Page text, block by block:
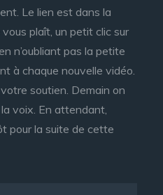
Le lien est dans la
plaît, un petit clic sur
n’oubliant pas la petite
à chaque nouvelle vidéo.
soutien. Demain on
voix. En attendant,
pour la suite de cette